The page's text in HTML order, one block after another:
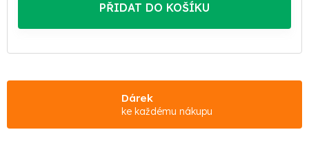
PŘIDAT DO KOŠÍKU
Dárek
ke každému nákupu